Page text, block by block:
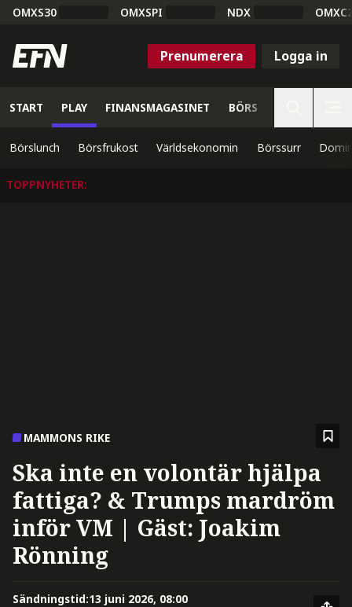
OMXS30 OMXSPI NDX
Prenumerera Logga in
START PLAY FINANSMAGASINET BÖRS
Börslunch Börsfrukost Världsekonomin Börssurr
TOPPNYHETER:
MAMMONS RIKE
Ska inte en volontär hjälpa
fattiga? & Trumps mardröm
inför VM | Gäst: Joakim
Rönning
Sändningstid:13 juni 2026, 08:00